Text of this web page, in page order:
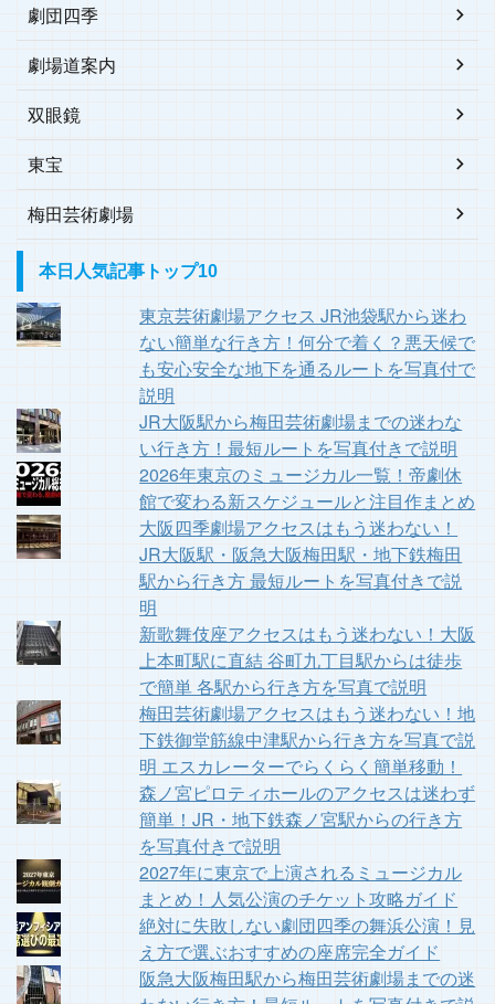
劇団四季
劇場道案内
双眼鏡
東宝
梅田芸術劇場
本日人気記事トップ10
東京芸術劇場アクセス JR池袋駅から迷わ
ない簡単な行き方！何分で着く？悪天候で
も安心安全な地下を通るルートを写真付で
説明
JR大阪駅から梅田芸術劇場までの迷わな
い行き方！最短ルートを写真付きで説明
2026年東京のミュージカル一覧！帝劇休
館で変わる新スケジュールと注目作まとめ
大阪四季劇場アクセスはもう迷わない！
JR大阪駅・阪急大阪梅田駅・地下鉄梅田
駅から行き方 最短ルートを写真付きで説
明
新歌舞伎座アクセスはもう迷わない！大阪
上本町駅に直結 谷町九丁目駅からは徒歩
で簡単 各駅から行き方を写真で説明
梅田芸術劇場アクセスはもう迷わない！地
下鉄御堂筋線中津駅から行き方を写真で説
明 エスカレーターでらくらく簡単移動！
森ノ宮ピロティホールのアクセスは迷わず
簡単！JR・地下鉄森ノ宮駅からの行き方
を写真付きで説明
2027年に東京で上演されるミュージカル
まとめ！人気公演のチケット攻略ガイド
絶対に失敗しない劇団四季の舞浜公演！見
え方で選ぶおすすめの座席完全ガイド
阪急大阪梅田駅から梅田芸術劇場までの迷